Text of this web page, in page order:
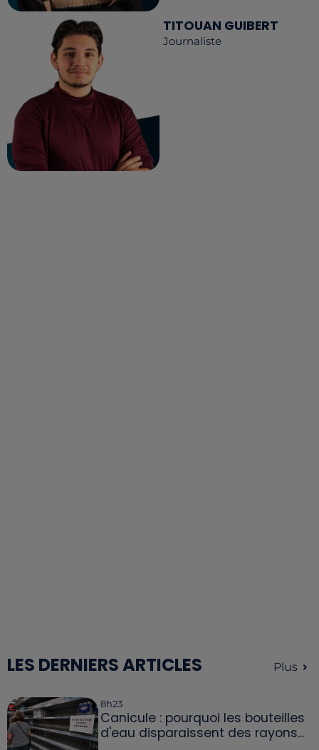
TITOUAN GUIBERT
Journaliste
LES DERNIERS ARTICLES Plus
8h23
Canicule : pourquoi les bouteilles
d'eau disparaissent des rayons...